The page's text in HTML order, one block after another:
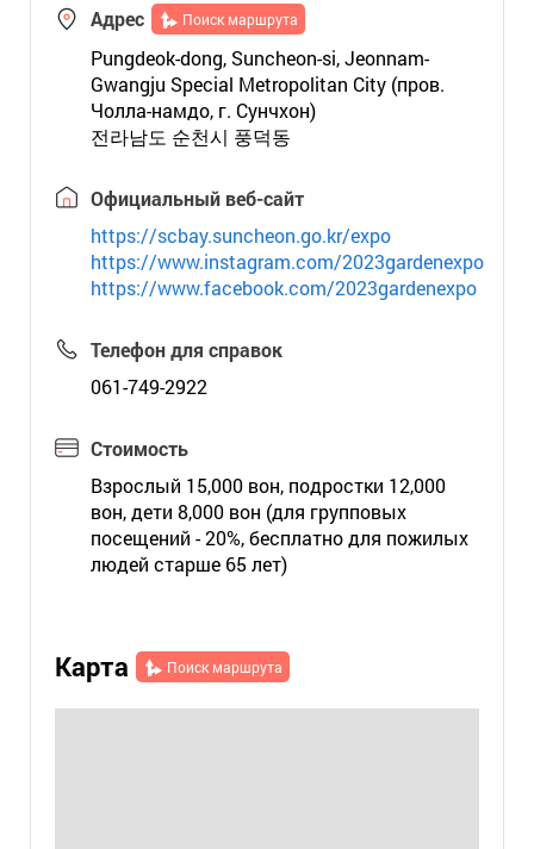
Адрес Поиск маршрута
Pungdeok-dong, Suncheon-si, Jeonnam-
Gwangju Special Metropolitan City (пров.
Чолла-намдо, г. Сунчхон)
전라남도 순천시 풍덕동
Официальный веб-сайт
https://scbay.suncheon.go.kr/expo
https://www.instagram.com/2023gardenexpo
https://www.facebook.com/2023gardenexpo
Телефон для справок
061-749-2922
Стоимость
Взрослый 15,000 вон, подростки 12,000
вон, дети 8,000 вон (для групповых
посещений - 20%, бесплатно для пожилых
людей старше 65 лет)
Карта Поиск маршрута